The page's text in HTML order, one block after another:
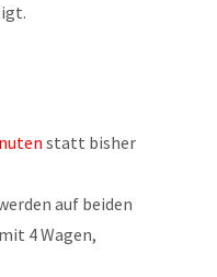
statt bisher
auf beiden
4 Wagen,